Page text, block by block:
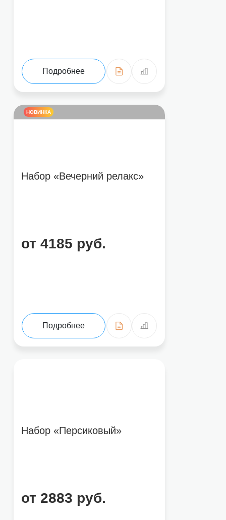
Подробнее
НОВИНКА
Набор «Вечерний релакс»
от 4185 руб.
Подробнее
Набор «Персиковый»
от 2883 руб.